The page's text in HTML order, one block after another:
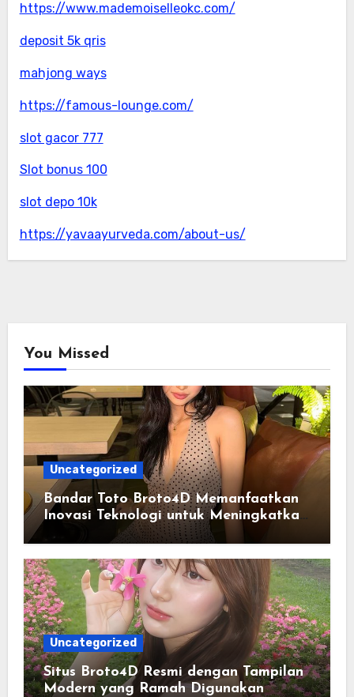
https://www.mademoiselleokc.com/
deposit 5k qris
mahjong ways
https://famous-lounge.com/
slot gacor 777
Slot bonus 100
slot depo 10k
https://yavaayurveda.com/about-us/
You Missed
Uncategorized
Bandar Toto Broto4D Memanfaatkan
Inovasi Teknologi untuk Meningkatkan
Kenyamanan Pengguna
Uncategorized
Situs Broto4D Resmi dengan Tampilan
Modern yang Ramah Digunakan